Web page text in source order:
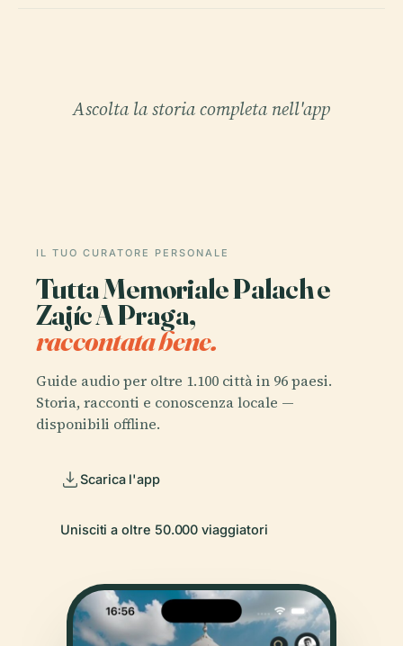
Ascolta la storia completa nell'app
IL TUO CURATORE PERSONALE
Tutta Memoriale Palach e
Zajíc A Praga,
raccontata bene.
Guide audio per oltre 1.100 città in 96 paesi.
Storia, racconti e conoscenza locale —
disponibili offline.
Scarica l'app
Unisciti a oltre 50.000 viaggiatori